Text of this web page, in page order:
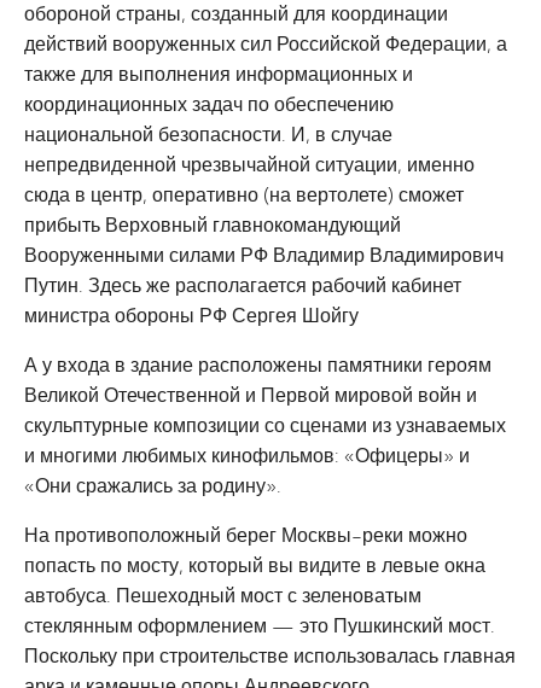
обороной страны, созданный для координации
действий вооруженных сил Российской Федерации, а
также для выполнения информационных и
координационных задач по обеспечению
национальной безопасности. И, в случае
непредвиденной чрезвычайной ситуации, именно
сюда в центр, оперативно (на вертолете) сможет
прибыть Верховный главнокомандующий
Вооруженными силами РФ Владимир Владимирович
Путин. Здесь же располагается рабочий кабинет
министра обороны РФ Сергея Шойгу
А у входа в здание расположены памятники героям
Великой Отечественной и Первой мировой войн и
скульптурные композиции со сценами из узнаваемых
и многими любимых кинофильмов: «Офицеры» и
«Они сражались за родину».
На противоположный берег Москвы-реки можно
попасть по мосту, который вы видите в левые окна
автобуса. Пешеходный мост с зеленоватым
стеклянным оформлением — это Пушкинский мост.
Поскольку при строительстве использовалась главная